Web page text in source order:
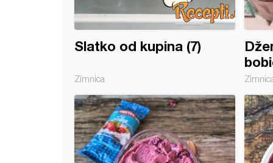
Slatko od kupina (7)
Zimnica
desert u čaši sa kupinama